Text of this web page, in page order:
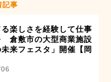
記事
楽しさを経験して仕事
倉敷市の大型商業施設
来フェスタ」開催【岡